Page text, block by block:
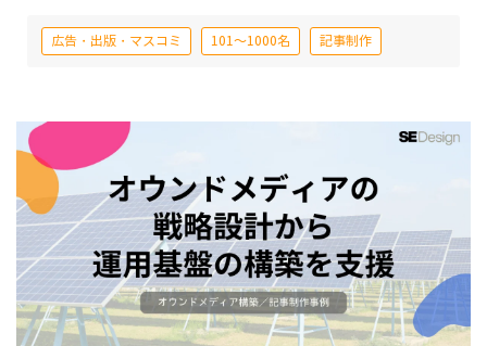
広告・出版・マスコミ 101～1000名 記事制作